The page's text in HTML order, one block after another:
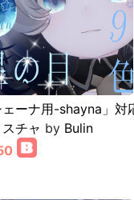
ェーナ用-shayna」対
チャ by Bulin